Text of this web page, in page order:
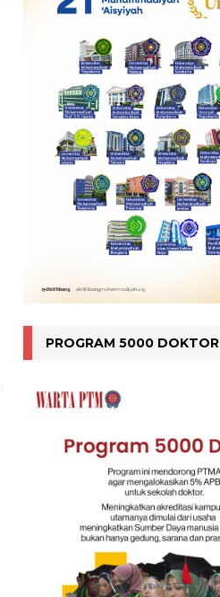
PROGRAM 5000 DOKTOR